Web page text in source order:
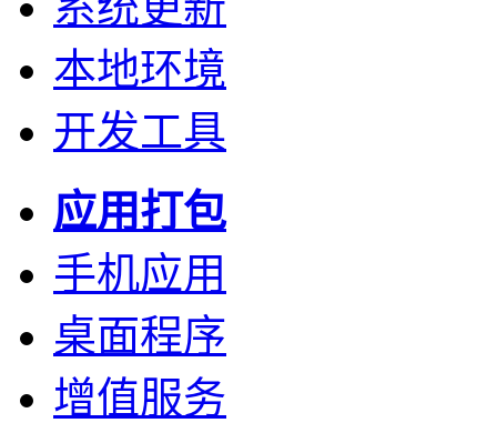
本地环境
开发工具
应用打包
手机应用
桌面程序
增值服务